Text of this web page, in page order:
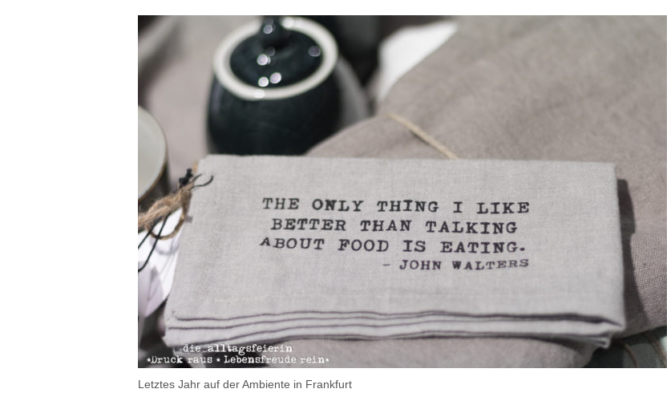
Letztes Jahr auf der Ambiente in Frankfurt